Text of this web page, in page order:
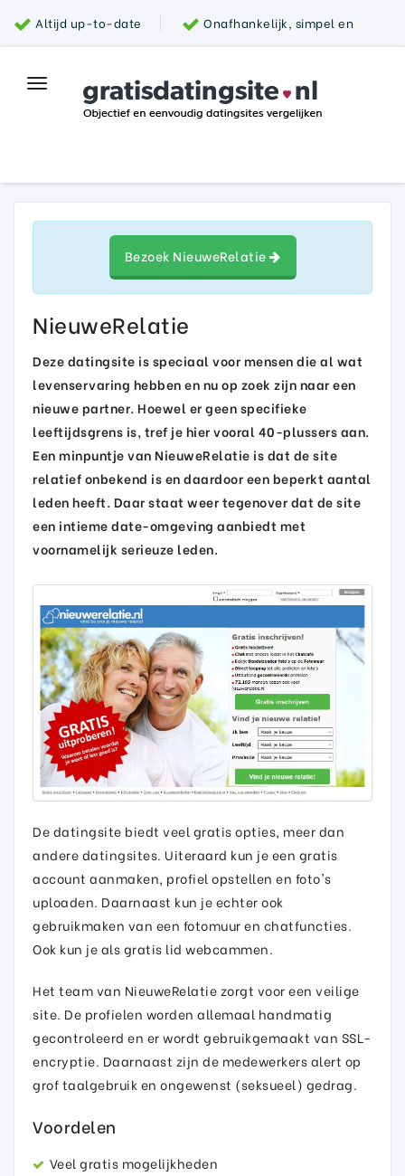
Altijd up-to-date Onafhankelijk, simpel en
Top datingsite
Parship
Toggle
navigation
Bezoek NieuweRelatie
NieuweRelatie
Deze datingsite is speciaal voor mensen die al wat
levenservaring hebben en nu op zoek zijn naar een
nieuwe partner. Hoewel er geen specifieke
leeftijdsgrens is, tref je hier vooral 40-plussers aan.
Een minpuntje van NieuweRelatie is dat de site
relatief onbekend is en daardoor een beperkt aantal
leden heeft. Daar staat weer tegenover dat de site
een intieme date-omgeving aanbiedt met
voornamelijk serieuze leden.
De datingsite biedt veel gratis opties, meer dan
andere datingsites. Uiteraard kun je een gratis
account aanmaken, profiel opstellen en foto's
uploaden. Daarnaast kun je echter ook
gebruikmaken van een fotomuur en chatfuncties.
Ook kun je als gratis lid webcammen.
Het team van NieuweRelatie zorgt voor een veilige
site. De profielen worden allemaal handmatig
gecontroleerd en er wordt gebruikgemaakt van SSL-
encryptie. Daarnaast zijn de medewerkers alert op
grof taalgebruik en ongewenst (seksueel) gedrag.
Voordelen
Veel gratis mogelijkheden